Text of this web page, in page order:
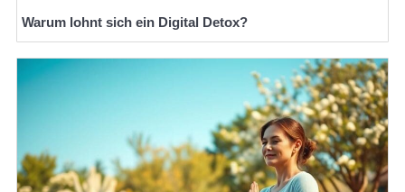
Warum lohnt sich ein Digital Detox?